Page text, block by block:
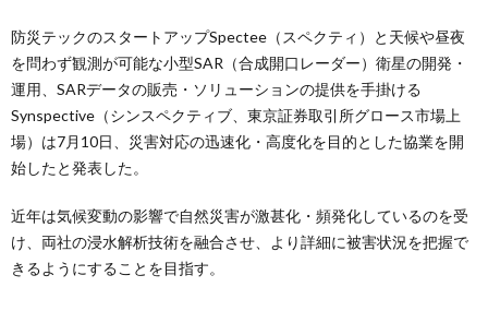
防災テックのスタートアップSpectee（スペクティ）と天候や昼夜
を問わず観測が可能な小型SAR（合成開口レーダー）衛星の開発・
運用、SARデータの販売・ソリューションの提供を手掛ける
Synspective（シンスペクティブ、東京証券取引所グロース市場上
場）は7月10日、災害対応の迅速化・高度化を目的とした協業を開
始したと発表した。
近年は気候変動の影響で自然災害が激甚化・頻発化しているのを受
け、両社の浸水解析技術を融合させ、より詳細に被害状況を把握で
きるようにすることを目指す。